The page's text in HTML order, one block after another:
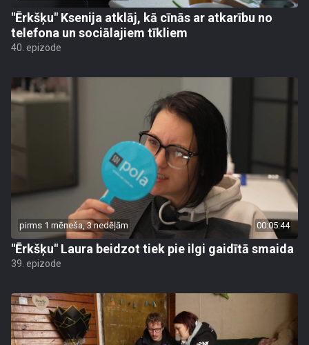
"Ērkšķu" Ksenija atklāj, kā cīnās ar atkarību no
telefona un sociālajiem tīkliem
40. epizode
pirms 1 mēneša, 3 nedēļām 00:05:44
"Ērkšķu" Laura beidzot tiek pie ilgi gaidītā smaida
39. epizode